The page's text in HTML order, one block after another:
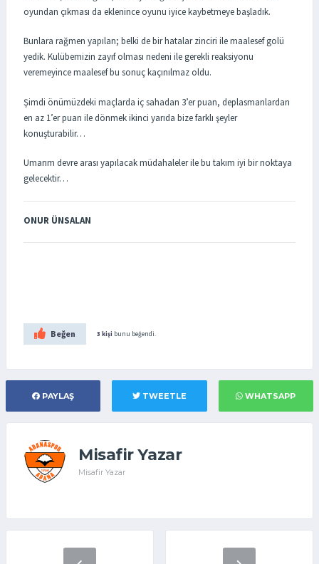
oyundan çıkması da eklenince oyunu iyice kaybetmeye başladık.
Bunlara rağmen yapılan; belki de bir hatalar zinciri ile maalesef golü
yedik. Kulübemizin zayıf olması nedeni ile gerekli reaksiyonu
veremeyince maalesef bu sonuç kaçınılmaz oldu.
Şimdi önümüzdeki maçlarda iç sahadan 3’er puan, deplasmanlardan
en az 1’er puan ile dönmek ikinci yarıda bize farklı şeyler
konuşturabilir…
Umarım devre arası yapılacak müdahaleler ile bu takım iyi bir noktaya
gelecektir…
ONUR ÜNSALAN
Beğen 3 kişi bunu beğendi.
PAYLAŞ TWEETLE WHATSAPP
Misafir Yazar
Misafir Yazar